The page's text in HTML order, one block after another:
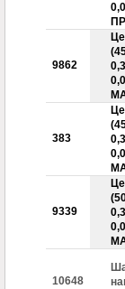
9862
383
9339
10648